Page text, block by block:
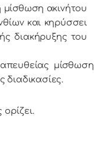
ακινήτου
και κηρύσσει
διακήρυξης του
μίσθωση